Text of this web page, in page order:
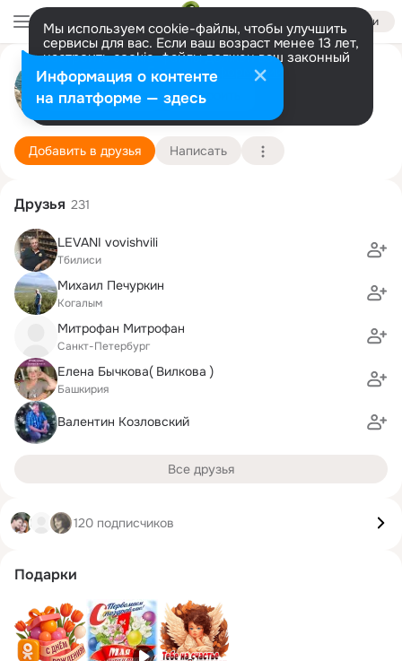
Войти
Мы используем cookie-файлы, чтобы улучшить
сервисы для вас. Если ваш возраст менее 13 лет,
настроить cookie-файлы должен ваш законный
представитель. Больше информации
Разрешить все Настроить
Лена Трифанова
одесса 3 октября (55 лет)
Добавить в друзья Написать
Друзья 231
LEVANI vovishvili
Тбилиси
Михаил Печуркин
Когалым
Митрофан Митрофан
Санкт-Петербург
Елена Бычкова( Вилкова )
Башкирия
Валентин Козловский
Все друзья
120 подписчиков
Подарки
Информация о контенте
на платформе — здесь